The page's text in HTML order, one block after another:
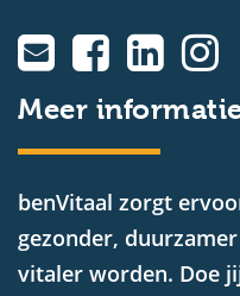
Meer
benVitaal zorgt
gezonder,
vitaler worden. Doe